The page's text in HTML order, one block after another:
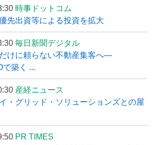
時事ドットコム
先出資等による投資を拡大
毎日新聞デジタル
けに頼らない不動産集客へ―
で築く ...
産経ニュース
・グリッド・ソリューションズとの屋
PR TIMES